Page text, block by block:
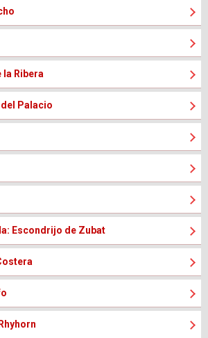
la Ribera
del Palacio
Escondrijo de Zubat